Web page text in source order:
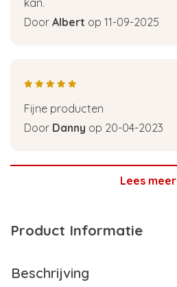
Door Albert op 11-09-2025
Fijne producten
Door Danny op 20-04-2023
Lees meer
Product Informatie
Beschrijving